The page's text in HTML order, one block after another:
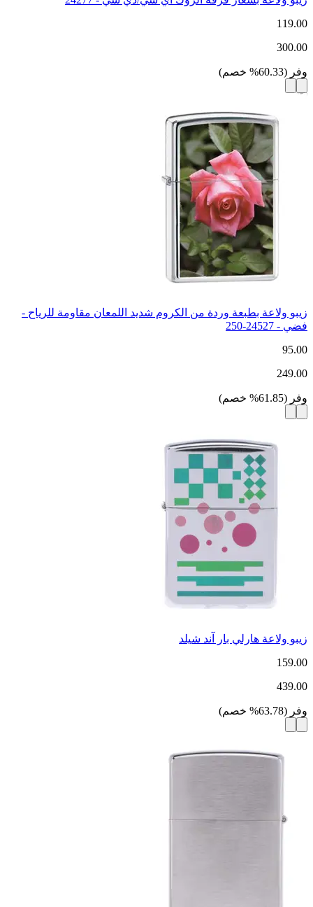
119.00
300.00
وفر (
60.33
% خصم)
زيبو ولاعة بطبعة وردة من الكروم شديد اللمعان مقاومة للرياح -
فضي - 24527-250
95.00
249.00
وفر (
61.85
% خصم)
زيبو ولاعة هارلي بار آند شيلد
159.00
439.00
وفر (
63.78
% خصم)